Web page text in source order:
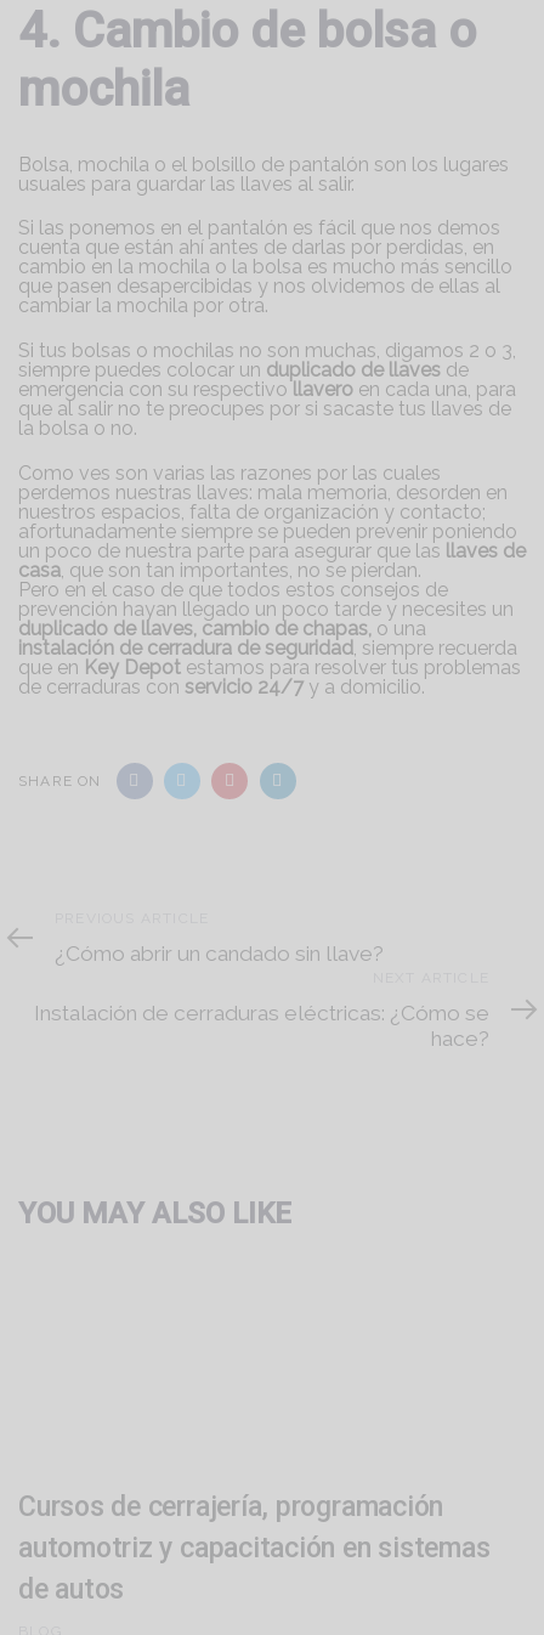
4. Cambio de bolsa o
mochila
Bolsa, mochila o el bolsillo de pantalón son los lugares
usuales para guardar las llaves al salir.
Si las ponemos en el pantalón es fácil que nos demos
cuenta que están ahí antes de darlas por perdidas, en
cambio en la mochila o la bolsa es mucho más sencillo
que pasen desapercibidas y nos olvidemos de ellas al
cambiar la mochila por otra.
Si tus bolsas o mochilas no son muchas, digamos 2 o 3,
siempre puedes colocar un duplicado de llaves de
emergencia con su respectivollavero en cada una, para
que al salir no te preocupes por si sacaste tus llaves de
la bolsa o no.
Como ves son varias las razones por las cuales
perdemos nuestras llaves: mala memoria, desorden en
nuestros espacios, falta de organización y contacto;
afortunadamente siempre se pueden prevenir poniendo
un poco de nuestra parte para asegurar que las llaves de
casa, que son tan importantes, no se pierdan.
Pero en el caso de que todos estos consejos de
prevención hayan llegado un poco tarde y necesites un
duplicado de llaves, cambio de chapas, o una
instalación de cerradura de seguridad, siempre recuerda
que en Key Depot estamos para resolver tus problemas
de cerraduras con servicio 24/7 y a domicilio.
SHARE ON
Article
¿Cómo abrir un candado sin llave?
Article
Instalación de cerraduras eléctricas: ¿Cómo se
hace?
YOU MAY ALSO LIKE
Cursos de cerrajería, programación
automotriz y capacitación en sistemas
de autos